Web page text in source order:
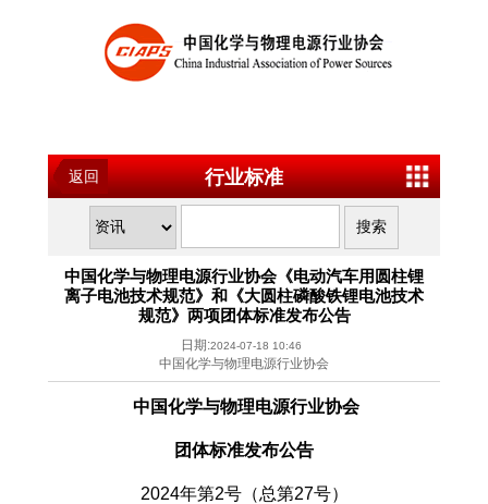
返回 行业标准
中国化学与物理电源行业协会《电动汽车用圆柱锂
离子电池技术规范》和《大圆柱磷酸铁锂电池技术
规范》两项团体标准发布公告
日期:2024-07-18 10:46
中国化学与物理电源行业协会
中国化学与物理电源行业协会
团体标准发布公告
2024年第2号（总第27号）